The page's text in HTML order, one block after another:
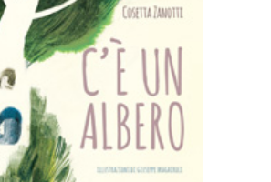
AGGIUNGI AL CARRELLO